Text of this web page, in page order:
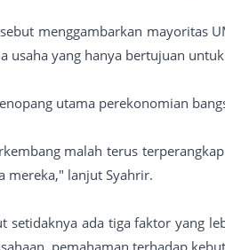
menggambarkan mayoritas
usaha yang hanya bertujuan
utama perekonomian
malah terus
mereka," lanjut Syahrir.
setidaknya ada tiga faktor yang
pemahaman terhadap